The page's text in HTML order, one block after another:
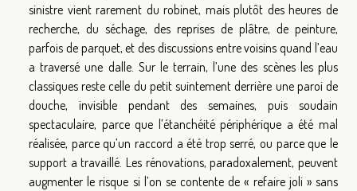
sinistre vient rarement du robinet, mais plutôt des heures de
recherche, du séchage, des reprises de plâtre, de peinture,
parfois de parquet, et des discussions entre voisins quand l’eau
a traversé une dalle. Sur le terrain, l’une des scènes les plus
classiques reste celle du petit suintement derrière une paroi de
douche, invisible pendant des semaines, puis soudain
spectaculaire, parce que l’étanchéité périphérique a été mal
réalisée, parce qu’un raccord a été trop serré, ou parce que le
support a travaillé. Les rénovations, paradoxalement, peuvent
augmenter le risque si l’on se contente de « refaire joli » sans